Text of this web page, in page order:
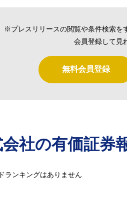
※プレスリリースの閲覧や条件検索を
会員登録して見
無料会員登録
社の有価証券
ランキングはありません